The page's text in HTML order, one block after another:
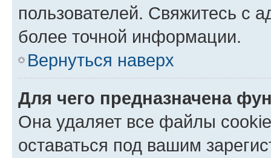
пользователей. Свяжитесь с
более точной информации.
Вернуться наверх
Для чего предназначена
Она удаляет все файлы
оставаться под вашим